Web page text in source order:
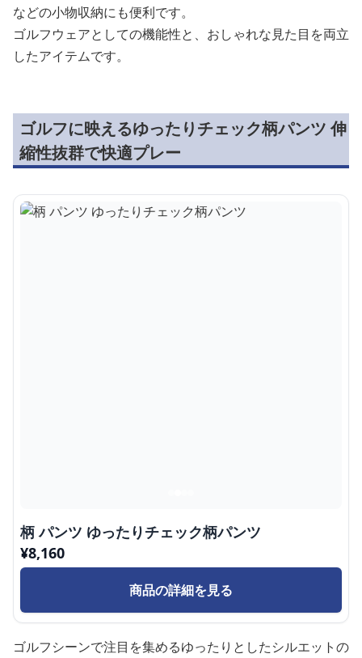
などの小物収納にも便利です。
ゴルフウェアとしての機能性と、おしゃれな見た目を両立
したアイテムです。
ゴルフに映えるゆったりチェック柄パンツ 伸
縮性抜群で快適プレー
柄 パンツ ゆったりチェック柄パンツ
¥8,160
商品の詳細を見る
ゴルフシーンで注目を集めるゆったりとしたシルエットの